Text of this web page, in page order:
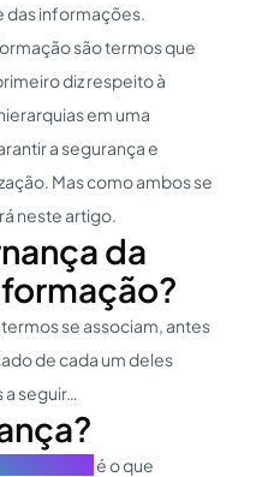
das informações.
são termos que
diz respeito à
em uma
a segurança e
Mas como ambos se
neste artigo.
da
se associam, antes
de cada um deles
a seguir…
é o que